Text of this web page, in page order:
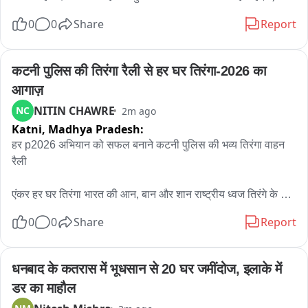
लगातार लोगों से नदी-नालों और पुल-पुलियों पर पानी अधिक होने की स्थिति
लापरवाही यात्रियों की जान पर भारी पड़ सकती थी। अब सवाल है कि
जिम्मेदार विभाग इस मामले में क्या कार्रवाई करता है।
0 0 Share Report
कटनी पुलिस की तिरंगा रैली से हर घर तिरंगा-2026 का
आगाज़
NC NITIN CHAWRE 2m ago
Katni, Madhya Pradesh:
हर p2026 अभियान को सफल बनाने कटनी पुलिस की भव्य तिरंगा वाहन
रैली
एंकर हर घर तिरंगा भारत की आन, बान और शान राष्ट्रीय ध्वज तिरंगे के
पहुंचाने के उद्देश्य से 'हर घर तिरंगा-2026' अभियान
पुलिस अधीक्षक ने स्वय मोटरसाइकिल चलाकर किया।
वी ओ 1 रैली में पुलिस बल के साथ-साथ विभिन्न विद्यालयों के छात्र-
0 0 Share Report
धनबाद के कतरास में भूधसान से 20 घर जमींदोज, इलाके में
डर का माहौल